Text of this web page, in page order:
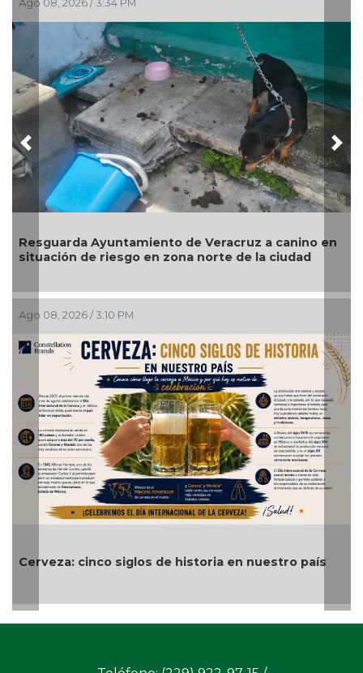
canino en
ciudad
país
Ago 08, 2026 / 2:28 PM
Operativos dejan 27 detenidos, dos
rescatadas y más de 200 dosis
Ago 08, 2026 / 2:13 PM
Alvarado cumple tres días sin luz ni
el malestar ciudadano📹
Previous